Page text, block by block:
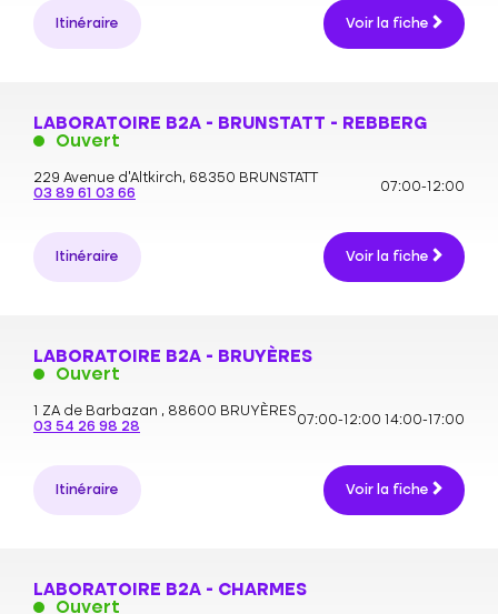
Itinéraire Voir la fiche
LABORATOIRE B2A - BRUNSTATT - REBBERG
Ouvert
229 Avenue d'Altkirch, 68350 BRUNSTATT
03 89 61 03 66
07:00-12:00
Itinéraire Voir la fiche
LABORATOIRE B2A - BRUYÈRES
Ouvert
1 ZA de Barbazan , 88600 BRUYÈRES
03 54 26 98 28
07:00-12:00 14:00-17:00
Itinéraire Voir la fiche
LABORATOIRE B2A - CHARMES
Ouvert